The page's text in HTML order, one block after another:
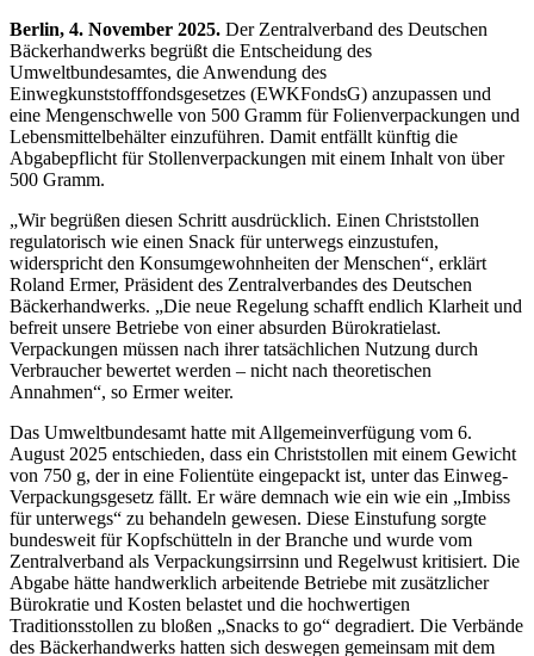
Berlin, 4. November 2025. Der Zentralverband des Deutschen
Bäckerhandwerks begrüßt die Entscheidung des
Umweltbundesamtes, die Anwendung des
Einwegkunststofffondsgesetzes (EWKFondsG) anzupassen und
eine Mengenschwelle von 500 Gramm für Folienverpackungen und
Lebensmittelbehälter einzuführen. Damit entfällt künftig die
Abgabepflicht für Stollenverpackungen mit einem Inhalt von über
500 Gramm.
„Wir begrüßen diesen Schritt ausdrücklich. Einen Christstollen
regulatorisch wie einen Snack für unterwegs einzustufen,
widerspricht den Konsumgewohnheiten der Menschen“, erklärt
Roland Ermer, Präsident des Zentralverbandes des Deutschen
Bäckerhandwerks. „Die neue Regelung schafft endlich Klarheit und
befreit unsere Betriebe von einer absurden Bürokratielast.
Verpackungen müssen nach ihrer tatsächlichen Nutzung durch
Verbraucher bewertet werden – nicht nach theoretischen
Annahmen“, so Ermer weiter.
Das Umweltbundesamt hatte mit Allgemeinverfügung vom 6.
August 2025 entschieden, dass ein Christstollen mit einem Gewicht
von 750 g, der in eine Folientüte eingepackt ist, unter das Einweg-
Verpackungsgesetz fällt. Er wäre demnach wie ein wie ein „Imbiss
für unterwegs“ zu behandeln gewesen. Diese Einstufung sorgte
bundesweit für Kopfschütteln in der Branche und wurde vom
Zentralverband als Verpackungsirrsinn und Regelwust kritisiert. Die
Abgabe hätte handwerklich arbeitende Betriebe mit zusätzlicher
Bürokratie und Kosten belastet und die hochwertigen
Traditionsstollen zu bloßen „Snacks to go“ degradiert. Die Verbände
des Bäckerhandwerks hatten sich deswegen gemeinsam mit dem